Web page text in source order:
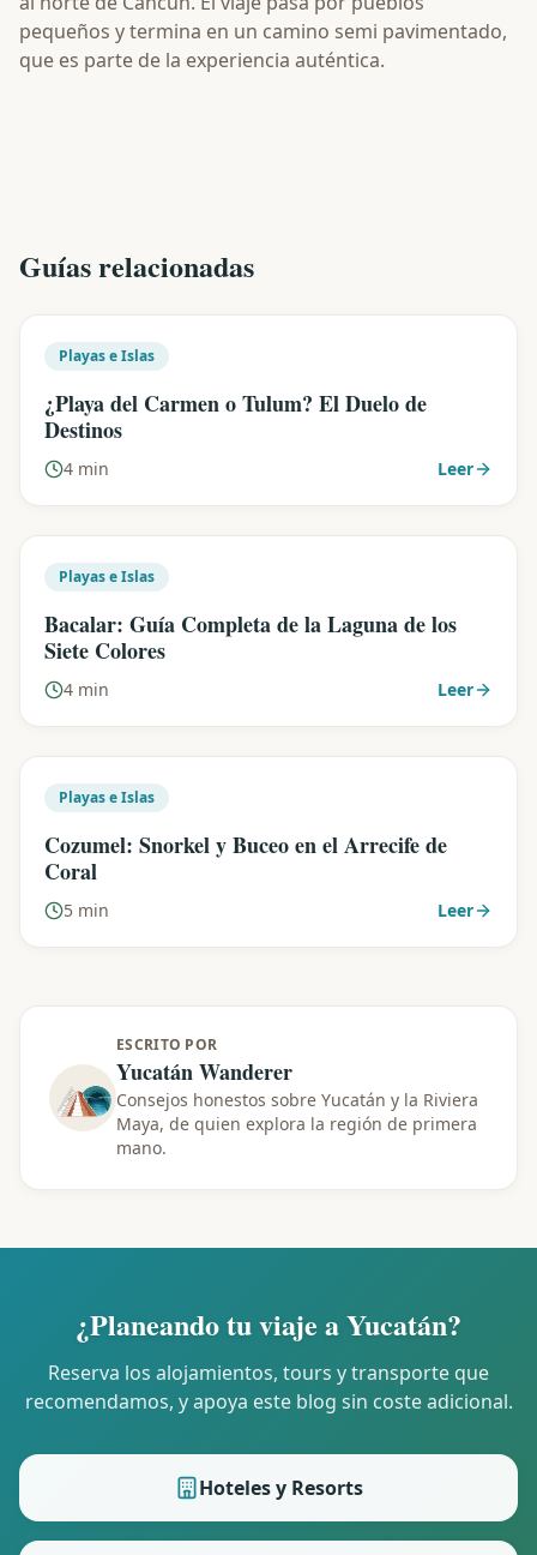
pequeños y termina en un camino semi pavimentado,
que es parte de la experiencia auténtica.
Guías relacionadas
Playas e Islas
¿Playa del Carmen o Tulum? El Duelo de
Destinos
4 min Leer
Playas e Islas
Bacalar: Guía Completa de la Laguna de los
Siete Colores
4 min Leer
Playas e Islas
Cozumel: Snorkel y Buceo en el Arrecife de
Coral
5 min Leer
ESCRITO POR
Yucatán Wanderer
Consejos honestos sobre Yucatán y la Riviera
Maya, de quien explora la región de primera
mano.
¿Planeando tu viaje a Yucatán?
Reserva los alojamientos, tours y transporte que
recomendamos, y apoya este blog sin coste adicional.
Hoteles y Resorts